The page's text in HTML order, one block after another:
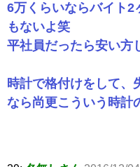
6万くらいならバイト2
もないよ笑
平社員だったら安い方
時計で格付けをして、
なら尚更こういう時計